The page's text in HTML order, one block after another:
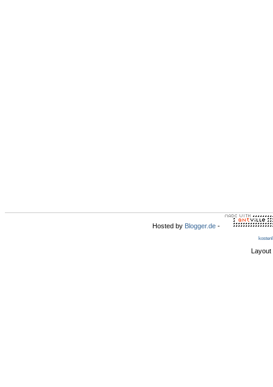
Hosted by Blogger.de -